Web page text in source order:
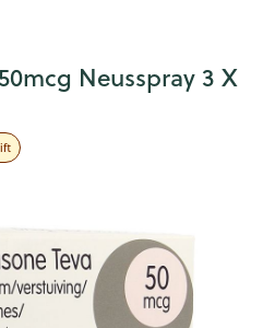
Neusspray 3 X